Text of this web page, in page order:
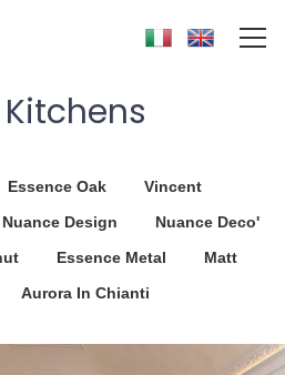
Kitchens
Essence Oak
Vincent
Nuance Design
Nuance Deco'
Essence Metal
Matt
Aurora In Chianti